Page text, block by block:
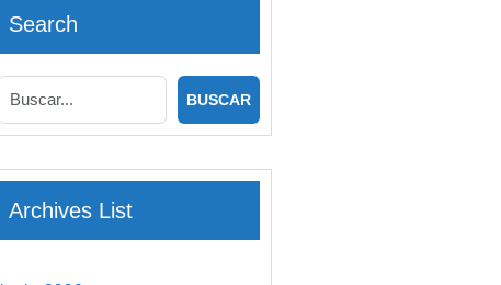
Search
Archives List